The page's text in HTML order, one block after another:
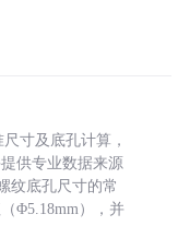
寸及底孔计算，
供专业数据来源
纹底孔尺寸的常
Φ5.18mm），并